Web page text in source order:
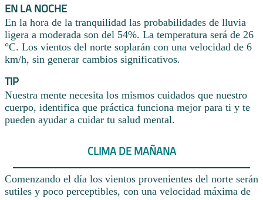
EN LA NOCHE
En la hora de la tranquilidad las probabilidades de lluvia
ligera a moderada son del 54%. La temperatura será de 26
°C. Los vientos del norte soplarán con una velocidad de 6
km/h, sin generar cambios significativos.
TIP
Nuestra mente necesita los mismos cuidados que nuestro
cuerpo, identifica que práctica funciona mejor para ti y te
pueden ayudar a cuidar tu salud mental.
CLIMA DE MAÑANA
Comenzando el día los vientos provenientes del norte serán
sutiles y poco perceptibles, con una velocidad máxima de